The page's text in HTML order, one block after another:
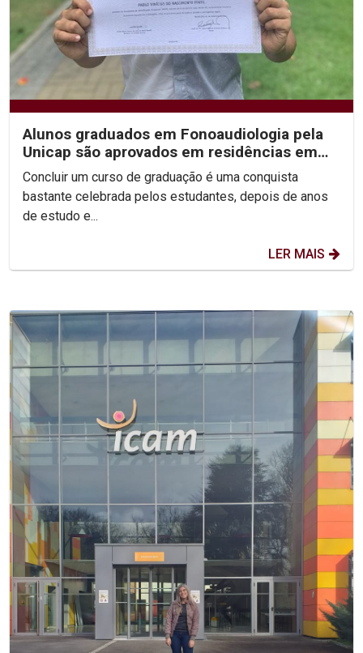
Alunos graduados em Fonoaudiologia pela
Unicap são aprovados em residências em
saúde
Concluir um curso de graduação é uma conquista
bastante celebrada pelos estudantes, depois de anos
de estudo e...
LER MAIS